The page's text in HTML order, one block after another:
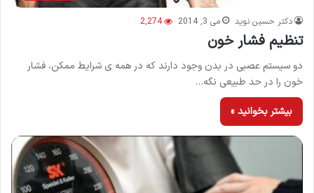
دکتر حسین نوید می 3, 2014 2,274
تنظیم فشار خون
دو سیستم عصبی در بدن وجود دارند که در همه ی شرایط ممکن، فشار
خون را در حد طبیعی نگه…
بیشتر بخوانید »